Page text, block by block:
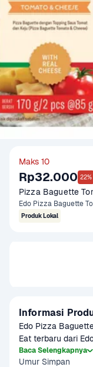
Maks 10
Rp32.000 22%
Pizza Baguette
Edo Pizza Baguette
Produk Lokal
Informasi
Edo Pizza
Eat terbaru dari
lembut di dalam
khas Italy,
Baca Selengkapnya
Umur Simpan